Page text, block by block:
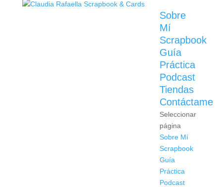
Sobre
Mí
Scrapbook
Guía
Práctica
Podcast
Tiendas
Contáctame
Seleccionar
página
Sobre Mí
Scrapbook
Guía
Práctica
Podcast